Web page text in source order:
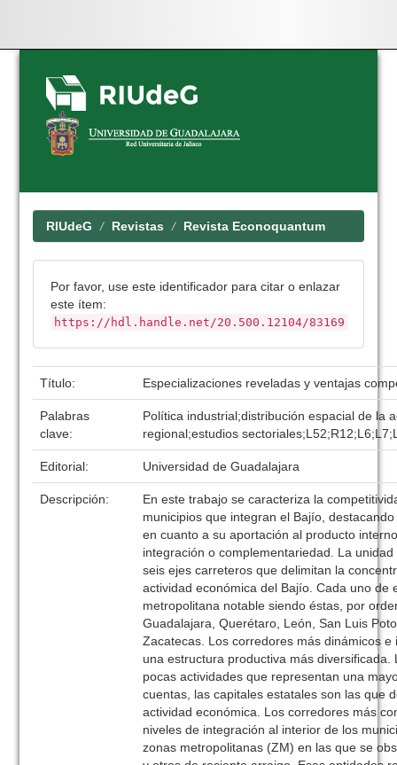
Skip
navigation
RIUdeG Revistas Revista Econoquantum
Por favor, use este identificador para citar o enlazar
este ítem:
https://hdl.handle.net/20.500.12104/83169
Título: Especializaciones reveladas y ventajas
Palabras
clave:
Política industrial;distribución espacial de la
regional;estudios
Editorial: Universidad de Guadalajara
Descripción:
En este trabajo se caracteriza la
municipios que integran el Bajío,
en cuanto a su aportación al producto
integración o complementariedad. La
seis ejes carreteros que delimitan la
actividad económica del Bajío. Cada uno de
metropolitana notable siendo éstas, por
Guadalajara, Querétaro, León, San Luis
Zacatecas. Los corredores más dinámicos
una estructura productiva más diversificada.
pocas actividades que representan una
cuentas, las capitales estatales son las que
actividad económica. Los corredores más
niveles de integración al interior de los
zonas metropolitanas (ZM) en las que se